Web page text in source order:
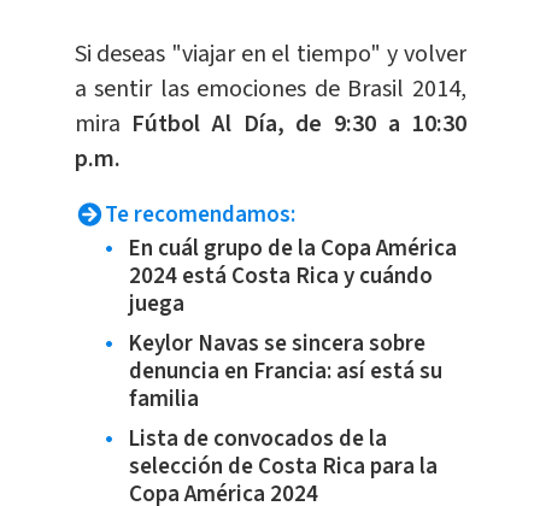
Si deseas "viajar en el tiempo" y volver
a sentir las emociones de Brasil 2014,
mira Fútbol Al Día, de 9:30 a 10:30
p.m.
Te recomendamos:
En cuál grupo de la Copa América
2024 está Costa Rica y cuándo
juega
Keylor Navas se sincera sobre
denuncia en Francia: así está su
familia
Lista de convocados de la
selección de Costa Rica para la
Copa América 2024